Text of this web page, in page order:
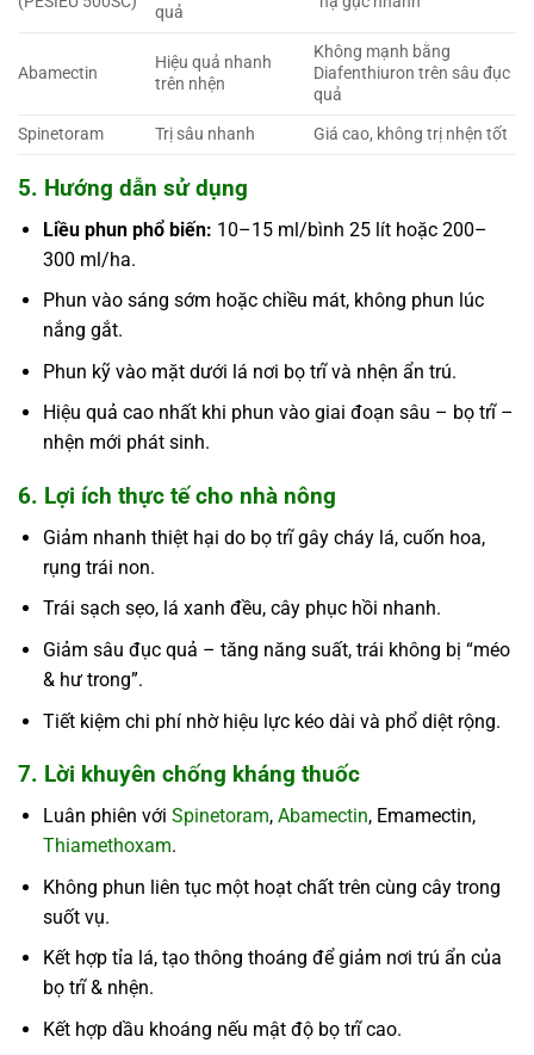
quả
Abamectin
Hiệu quả nhanh
trên nhện
Không mạnh bằng
Diafenthiuron trên sâu đục
quả
Spinetoram
Trị sâu nhanh Giá cao, không trị nhện tốt
5. Hướng dẫn sử dụng
Liều phun phổ biến: 10–15 ml/bình 25 lít hoặc 200–
300 ml/ha.
Phun vào sáng sớm hoặc chiều mát, không phun lúc
nắng gắt.
Phun kỹ vào mặt dưới lá nơi bọ trĩ và nhện ẩn trú.
Hiệu quả cao nhất khi phun vào giai đoạn sâu – bọ trĩ –
nhện mới phát sinh.
6. Lợi ích thực tế cho nhà nông
Giảm nhanh thiệt hại do bọ trĩ gây cháy lá, cuốn hoa,
rụng trái non.
Trái sạch sẹo, lá xanh đều, cây phục hồi nhanh.
Giảm sâu đục quả – tăng năng suất, trái không bị “méo
& hư trong”.
Tiết kiệm chi phí nhờ hiệu lực kéo dài và phổ diệt rộng.
7. Lời khuyên chống kháng thuốc
Luân phiên với Spinetoram, Abamectin, Emamectin,
Thiamethoxam.
Không phun liên tục một hoạt chất trên cùng cây trong
suốt vụ.
Kết hợp tỉa lá, tạo thông thoáng để giảm nơi trú ẩn của
bọ trĩ & nhện.
Kết hợp dầu khoáng nếu mật độ bọ trĩ cao.